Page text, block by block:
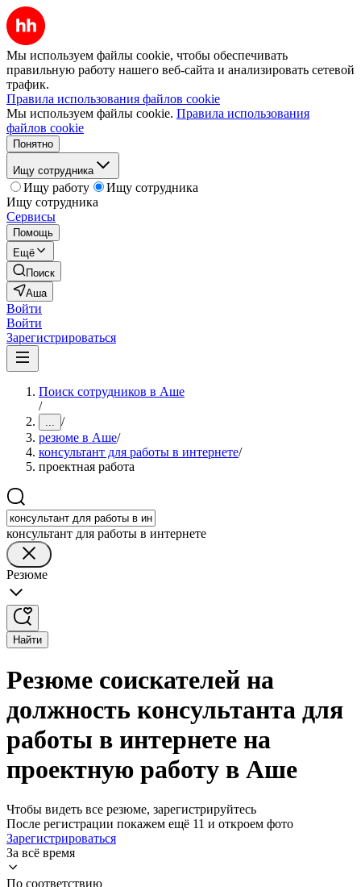
Мы используем файлы cookie, чтобы обеспечивать
правильную работу нашего веб-сайта и анализировать сетевой
трафик.
Правила использования файлов cookie
Мы используем файлы cookie. Правила использования
файлов cookie
Понятно
Ищу сотрудника
Ищу работу
Ищу сотрудника
Ищу сотрудника
Сервисы
Помощь
Ещё
Поиск
Аша
Войти
Войти
Зарегистрироваться
Поиск сотрудников в Аше
/
... /
резюме в Аше/
консультант для работы в интернете/
проектная работа
консультант для работы в интернете
Резюме
Найти
Резюме соискателей на
должность консультанта для
работы в интернете на
проектную работу в Аше
Чтобы видеть все резюме, зарегистрируйтесь
После регистрации покажем ещё 11 и откроем фото
Зарегистрироваться
За всё время
По соответствию